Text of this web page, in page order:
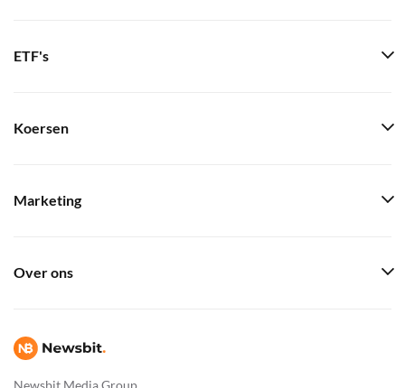
Newsbit Media Group
ETF's
Koersen
Marketing
Over ons